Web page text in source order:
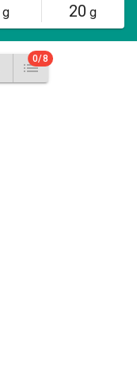
g 20 g
0/8